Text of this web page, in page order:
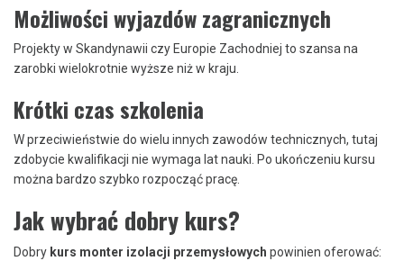
Możliwości wyjazdów zagranicznych
Projekty w Skandynawii czy Europie Zachodniej to szansa na
zarobki wielokrotnie wyższe niż w kraju.
Krótki czas szkolenia
W przeciwieństwie do wielu innych zawodów technicznych, tutaj
zdobycie kwalifikacji nie wymaga lat nauki. Po ukończeniu kursu
można bardzo szybko rozpocząć pracę.
Jak wybrać dobry kurs?
Dobry kurs monter izolacji przemysłowych powinien oferować: